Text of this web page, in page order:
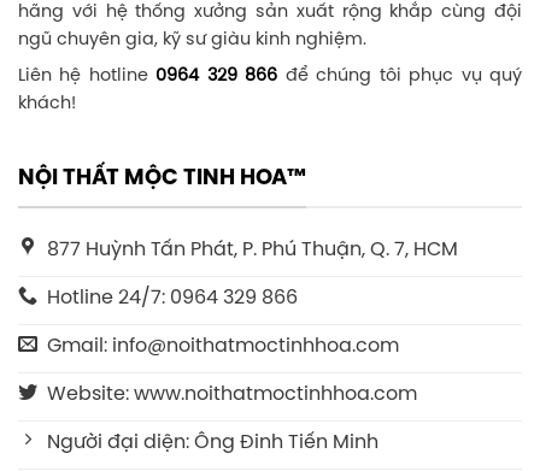
hãng với hệ thống xưởng sản xuất rộng khắp cùng đội
ngũ chuyên gia, kỹ sư giàu kinh nghiệm.
Liên hệ hotline 0964 329 866 để chúng tôi phục vụ quý
khách!
NỘI THẤT MỘC TINH HOA™
877 Huỳnh Tấn Phát, P. Phú Thuận, Q. 7, HCM
Hotline 24/7: 0964 329 866
Gmail: info@noithatmoctinhhoa.com
Website: www.noithatmoctinhhoa.com
Người đại diện: Ông Đinh Tiến Minh